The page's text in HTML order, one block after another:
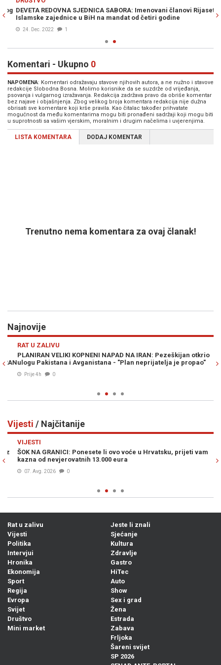
DEVETA REDOVNA SJEDNICA SABORA: Imenovani članovi Rijaseta
Islamske zajednice u BiH na mandat od četiri godine
24. Dec. 2022 1
Komentari - Ukupno 0
NAPOMENA: Komentari odražavaju stavove njihovih autora, a ne nužno i stavove
redakcije Slobodna Bosna. Molimo korisnike da se suzdrže od vrijeđanja,
psovanja i vulgarnog izražavanja. Redakcija zadržava pravo da obriše komentar
bez najave i objašnjenja. Zbog velikog broja komentara redakcija nije dužna
obrisati sve komentare koji krše pravila. Kao čitalac također prihvatate
mogućnost da među komentarima mogu biti pronađeni sadržaji koji mogu biti
u suprotnosti sa vašim vjerskim, moralnim i drugim načelima i uvjerenjima.
LISTA KOMENTARA DODAJ KOMENTAR
Trenutno nema komentara za ovaj članak!
Najnovije
RAT U ZALIVU
PLANIRAN VELIKI KOPNENI NAPAD NA IRAN: Pezeškijan otkrio
ulogu Pakistana i Avganistana - "Plan neprijatelja je propao"
Prije 4h 0
Vijesti / Najčitanije
VIJESTI
ŠOK NA GRANICI: Ponesete li ovo voće u Hrvatsku, prijeti vam
kazna od nevjerovatnih 13.000 eura
07. Avg. 2026 0
Rat u zalivu
Vijesti
Politika
Intervjui
Hronika
Ekonomija
Sport
Regija
Evropa
Svijet
Društvo
Mini market
Jeste li znali
Sjećanje
Kultura
Zdravlje
Gastro
HiTec
Auto
Show
Sex i grad
Žena
Estrada
Zabava
Frljoka
Šareni svijet
SP 2026